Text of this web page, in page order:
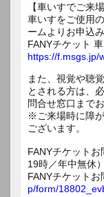
【車いすでご来
車いすをご使用
ームよりお申込
FANYチケット
https://f.msgs.jp/
また、視覚や聴
とされる方は、
問合せ窓口まで
※ご来場時に障
ございます。
FANYチケット
19時／年中無休）
FANYチケット
p/form/